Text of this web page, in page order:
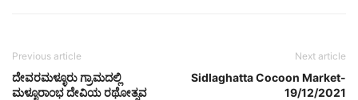
Previous article
ದೇವರಮಳ್ಳೂರು ಗ್ರಾಮದಲ್ಲಿ
ಮಳ್ಳೂರಾಂಭ ದೇವಿಯ ರಥೋತ್ಸವ
Next article
Sidlaghatta Cocoon Market-
19/12/2021